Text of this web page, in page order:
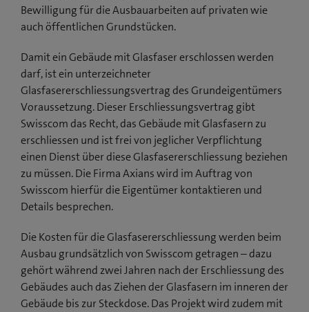
Bewilligung für die Ausbauarbeiten auf privaten wie
auch öffentlichen Grundstücken.
Damit ein Gebäude mit Glasfaser erschlossen werden
darf, ist ein unterzeichneter
Glasfasererschliessungsvertrag des Grundeigentümers
Voraussetzung. Dieser Erschliessungsvertrag gibt
Swisscom das Recht, das Gebäude mit Glasfasern zu
erschliessen und ist frei von jeglicher Verpflichtung
einen Dienst über diese Glasfasererschliessung beziehen
zu müssen. Die Firma Axians wird im Auftrag von
Swisscom hierfür die Eigentümer kontaktieren und
Details besprechen.
Die Kosten für die Glasfasererschliessung werden beim
Ausbau grundsätzlich von Swisscom getragen – dazu
gehört während zwei Jahren nach der Erschliessung des
Gebäudes auch das Ziehen der Glasfasern im inneren der
Gebäude bis zur Steckdose. Das Projekt wird zudem mit